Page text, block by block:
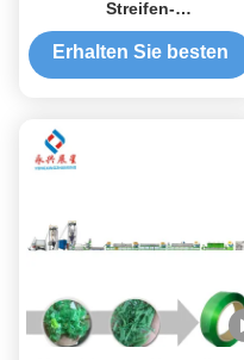
Streifen-
Extrusionsmaschine mit
hoher Genauigkeit
Erhalten Sie besten